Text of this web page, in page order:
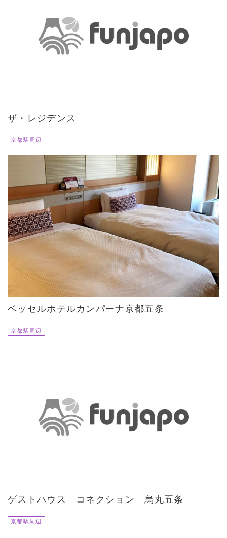
ザ・レジデンス
京都駅周辺
ベッセルホテルカンパーナ京都五条
京都駅周辺
ゲストハウス コネクション 烏丸五条
京都駅周辺